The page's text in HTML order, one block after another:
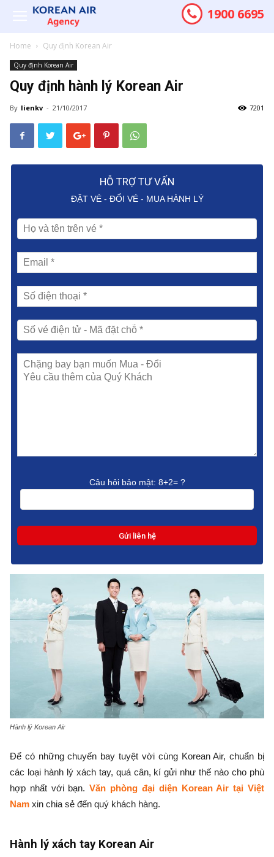
1900 6695
Home Quy định Korean Air
Quy định Korean Air
Quy định hành lý Korean Air
By lienkv - 21/10/2017 7201
HỖ TRỢ TƯ VẤN
ĐẶT VÉ - ĐỔI VÉ - MUA HÀNH LÝ
Câu hỏi bảo mật: 8+2= ?
Hành lý Korean Air
Để có những chuyến bay tuyệt vời cùng Korean Air, chuẩn bị
các loại hành lý xách tay, quá cân, kí gửi như thế nào cho phù
hợp nhất với bạn.Văn phòng đại diện Korean Air tại Việt
Nam xin chia sẻ đến quý khách hàng.
Hành lý xách tay Korean Air